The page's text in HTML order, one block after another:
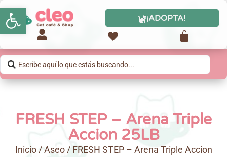
Abrir barra de herramientas ¡ADOPTA!
FRESH STEP – Arena Triple
Accion 25LB
Inicio/Aseo/ FRESH STEP – Arena Triple Accion